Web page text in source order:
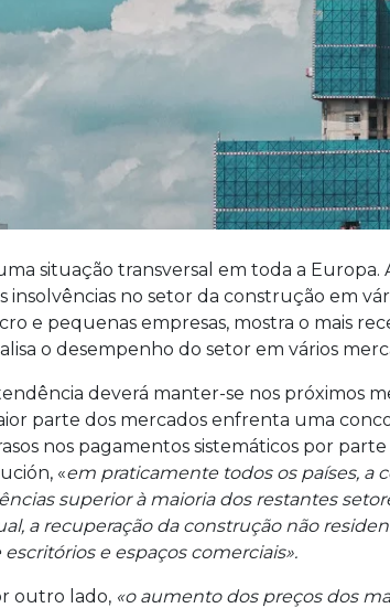
situação transversal em toda a
insolvências no setor da construção em
e pequenas empresas, mostra o mais
o desempenho do setor em vários
deverá manter-se nos próximos
parte dos mercados enfrenta uma
nos pagamentos sistemáticos por
«em praticamente todos os países, a
superior à maioria dos restantes
a recuperação da construção não
escritórios e espaços comerciais».
outro lado, «o aumento dos preços dos